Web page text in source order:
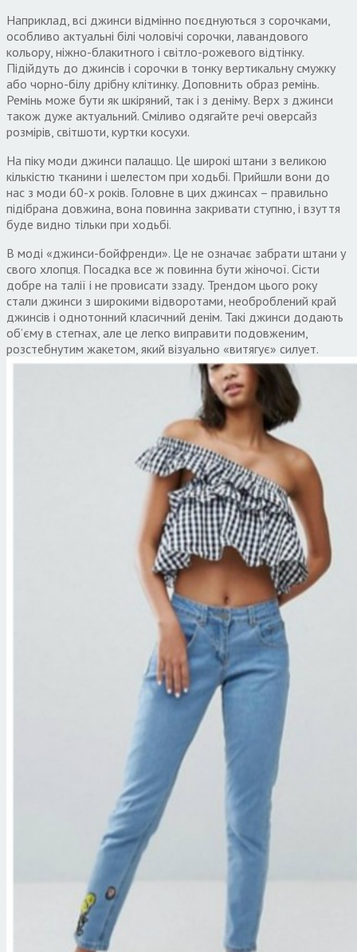
Наприклад, всі джинси відмінно поєднуються з сорочками,
особливо актуальні білі чоловічі сорочки, лавандового
кольору, ніжно-блакитного і світло-рожевого відтінку.
Підійдуть до джинсів і сорочки в тонку вертикальну смужку
або чорно-білу дрібну клітинку. Доповнить образ ремінь.
Ремінь може бути як шкіряний, так і з деніму. Верх з джинси
також дуже актуальний. Сміливо одягайте речі оверсайз
розмірів, світшоти, куртки косухи.
На піку моди джинси палаццо. Це широкі штани з великою
кількістю тканини і шелестом при ходьбі. Прийшли вони до
нас з моди 60-х років. Головне в цих джинсах – правильно
підібрана довжина, вона повинна закривати ступню, і взуття
буде видно тільки при ходьбі.
В моді «джинси-бойфренди». Це не означає забрати штани у
свого хлопця. Посадка все ж повинна бути жіночої. Сісти
добре на талії і не провисати ззаду. Трендом цього року
стали джинси з широкими відворотами, необроблений край
джинсів і однотонний класичний денім. Такі джинси додають
об’єму в стегнах, але це легко виправити подовженим,
розстебнутим жакетом, який візуально «витягує» силует.